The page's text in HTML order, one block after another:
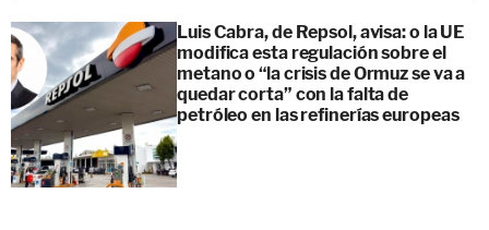
Luis Cabra, de Repsol, avisa: o la UE
modifica esta regulación sobre el
metano o “la crisis de Ormuz se va a
quedar corta” con la falta de
petróleo en las refinerías europeas